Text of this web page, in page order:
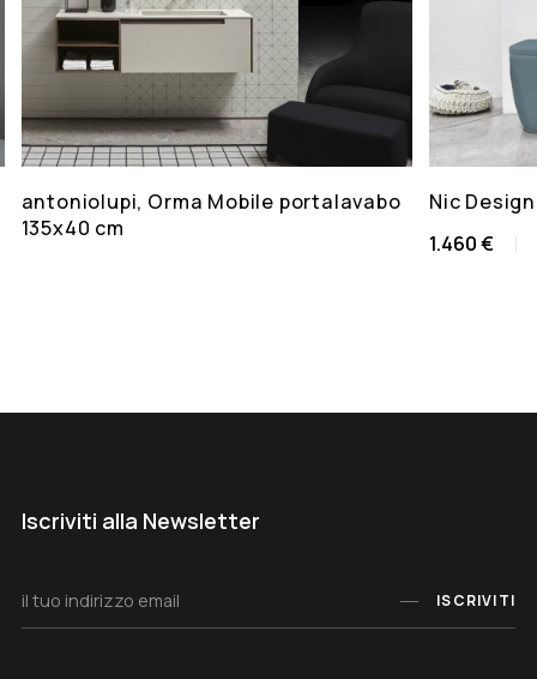
antoniolupi, Orma Mobile portalavabo
135x40 cm
Nic
1.460 €
Iscriviti alla Newsletter
ISCRIVITI